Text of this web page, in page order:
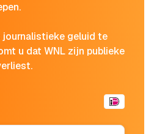
journalistieke geluid te
u dat WNL zijn publieke